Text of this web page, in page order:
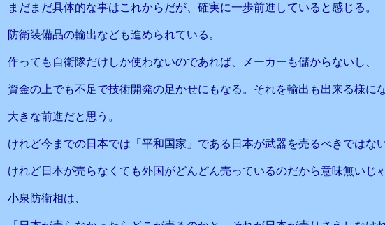
まだまだ具体的な事はこれからだが、確実に一歩前進していると感じる。
防衛装備品の輸出なども進められている。
作っても自衛隊だけしか使わないのであれば、メーカーも儲からないし、
資金の上でも不足で技術開発の足かせにもなる。それを輸出も出来る様にな
大きな前進だと思う。
けれど今までの日本では「平和国家」である日本が武器を売るべきではな
けれど日本が売らなくても外国がどんどん売っているのだから意味無いじ
小泉防衛相は、